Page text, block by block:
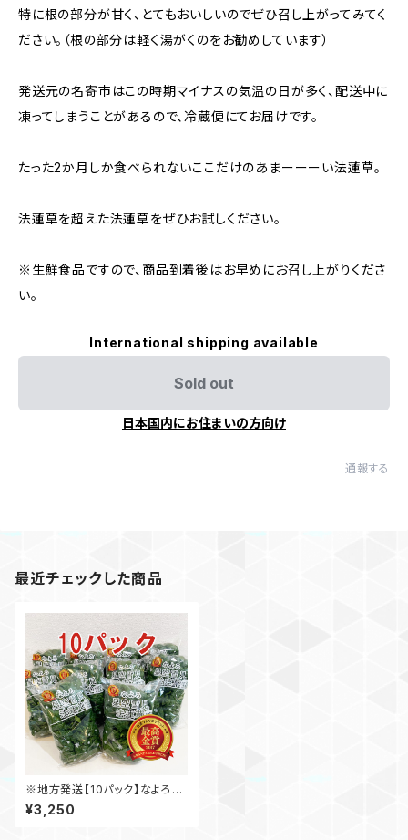
特に根の部分が甘く、とてもおいしいのでぜひ召し上がってみてく
ださい。（根の部分は軽く湯がくのをお勧めしています）
発送元の名寄市はこの時期マイナスの気温の日が多く、配送中に
凍ってしまうことがあるので、冷蔵便にてお届けです。
たった2か月しか食べられないここだけのあまーーーい法蓮草。
法蓮草を超えた法蓮草をぜひお試しください。
※生鮮食品ですので、商品到着後はお早めにお召し上がりくださ
い。
International shipping available
Sold out
日本国内にお住まいの方向け
通報する
最近チェックした商品
※地方発送【10パック】なよろ星
空雪見法蓮草
¥3,250